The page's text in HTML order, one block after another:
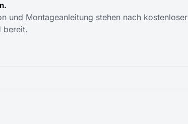
und Montageanleitung stehen nach kostenloser
bereit.